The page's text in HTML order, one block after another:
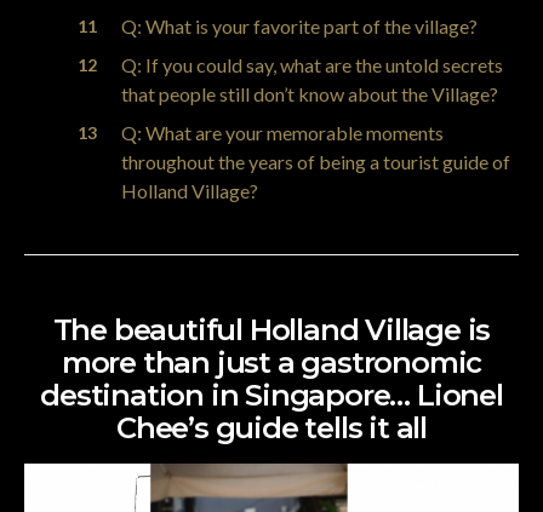
Q: What is your favorite part of the village?
Q: If you could say, what are the untold secrets
that people still don’t know about the Village?
Q: What are your memorable moments
throughout the years of being a tourist guide of
Holland Village?
The beautiful Holland Village is
more than just a gastronomic
destination in Singapore… Lionel
Chee’s guide tells it all